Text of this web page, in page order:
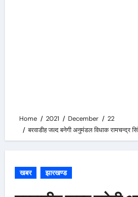
Home 2021 December
22
बरवाडीह जल्द बनेगी अनुमंडल विधाक रामचन्द्र
खबर झारखण्ड